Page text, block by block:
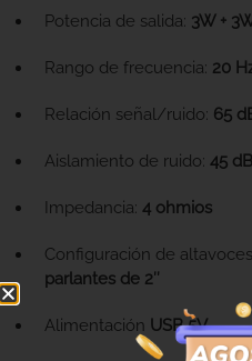
Potencia de salida: 3W +
Rango de frecuencia: 20
Relación señal/ruido: 65
Aislamiento de ruido: 45 dB
Impedancia: 4 ohmios
Configuración de
parlantes de 2″
Alimentación USB 5V